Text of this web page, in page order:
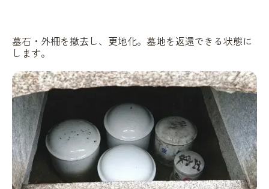
墓石・外柵を撤去し、更地化。墓地を返還できる状態に
します。